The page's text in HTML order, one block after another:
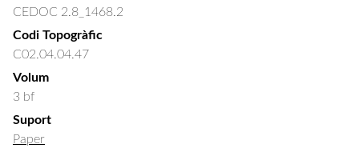
CEDOC 2.8_1468.2
Codi Topogràfic
C02.04.04.47
Volum
3 bf
Suport
Paper